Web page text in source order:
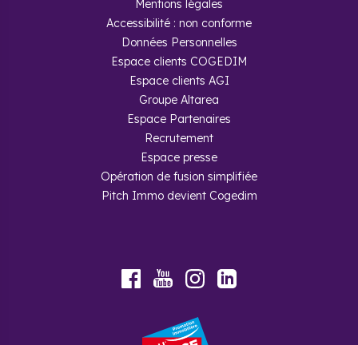
Mentions légales
Accessibilité : non conforme
Données Personnelles
Espace clients COGEDIM
Espace clients AGI
Groupe Altarea
Espace Partenaires
Recrutement
Espace presse
Opération de fusion simplifiée
Pitch Immo devient Cogedim
FacebookYoutubeInstagram